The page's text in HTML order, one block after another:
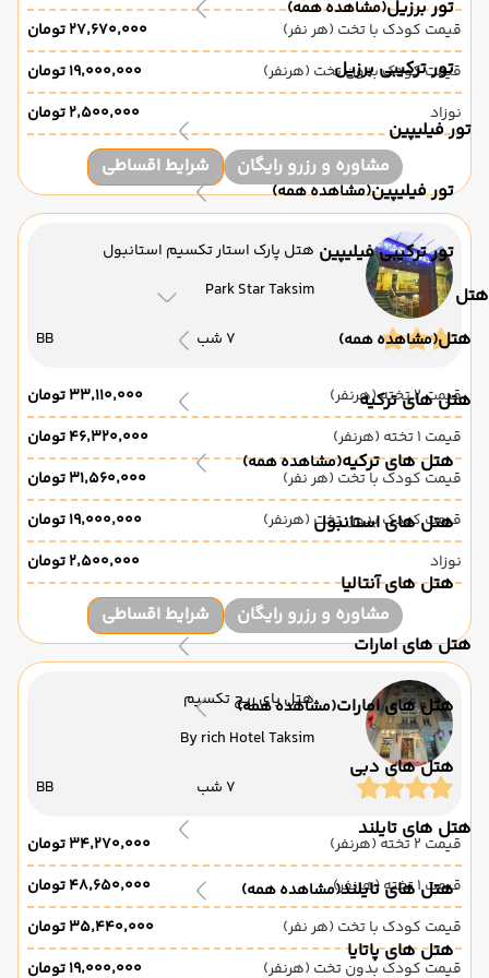
تور برزیل(مشاهده همه)
تور ترکیبی برزیل
تور فیلیپین
تور فیلیپین(مشاهده همه)
تور ترکیبی فیلیپین
هتل
هتل(مشاهده همه)
هتل های ترکیه
هتل های ترکیه(مشاهده همه)
هتل های استانبول
هتل های آنتالیا
هتل های امارات
هتل های امارات(مشاهده همه)
هتل های دبی
هتل های تایلند
هتل های تایلند(مشاهده همه)
هتل های پاتایا
قیمت کودک با تخت (هر نفر)
۲۷٬۶۷۰٬۰۰۰ تومان
قیمت کودک بدون تخت (هرنفر)
۱۹٬۰۰۰٬۰۰۰ تومان
نوزاد
۲٬۵۰۰٬۰۰۰ تومان
مشاوره و رزرو رایگان شرایط اقساطی
هتل پارک استار تکسیم استانبول
Park Star Taksim
7 شب BB
قیمت 2 تخته (هرنفر)
۳۳٬۱۱۰٬۰۰۰ تومان
قیمت 1 تخته (هرنفر)
۴۶٬۳۲۰٬۰۰۰ تومان
قیمت کودک با تخت (هر نفر)
۳۱٬۵۶۰٬۰۰۰ تومان
قیمت کودک بدون تخت (هرنفر)
۱۹٬۰۰۰٬۰۰۰ تومان
نوزاد
۲٬۵۰۰٬۰۰۰ تومان
مشاوره و رزرو رایگان شرایط اقساطی
هتل بای ریچ تکسیم
By rich Hotel Taksim
7 شب BB
قیمت 2 تخته (هرنفر)
۳۴٬۲۷۰٬۰۰۰ تومان
قیمت 1 تخته (هرنفر)
۴۸٬۶۵۰٬۰۰۰ تومان
قیمت کودک با تخت (هر نفر)
۳۵٬۴۴۰٬۰۰۰ تومان
قیمت کودک بدون تخت (هرنفر)
۱۹٬۰۰۰٬۰۰۰ تومان